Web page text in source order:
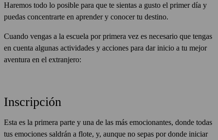
Haremos todo lo posible para que te sientas a gusto el primer día y
puedas concentrarte en aprender y conocer tu destino.
Cuando vengas a la escuela por primera vez es necesario que tengas
en cuenta algunas actividades y acciones para dar inicio a tu mejor
aventura en el extranjero:
Inscripción
Esta es la primera parte y una de las más emocionantes, donde todas
tus emociones saldrán a flote, y, aunque no sepas por donde iniciar